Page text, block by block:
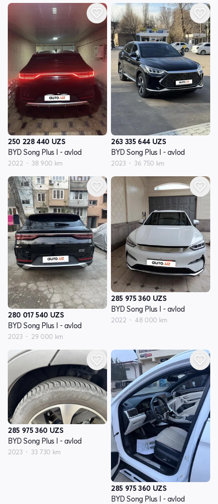
250 228 440 UZS
BYD Song Plus I - avlod
2022 38 900 km
263 335 644 UZS
BYD Song Plus I - avlod
2023 36 750 km
280 017 540 UZS
BYD Song Plus I - avlod
2023 29 000 km
285 975 360 UZS
BYD Song Plus I - avlod
2022 48 000 km
285 975 360 UZS
BYD Song Plus I - avlod
2023 33 730 km
285 975 360 UZS
BYD Song Plus I - avlod